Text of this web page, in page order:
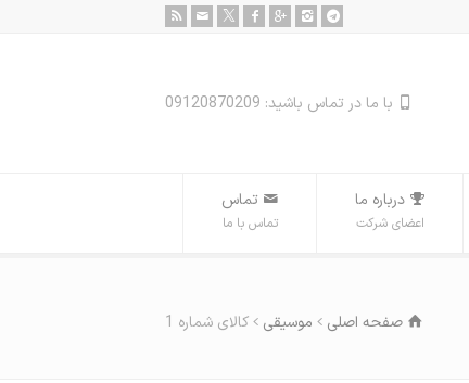
با ما در تماس باشید: 09120870209
درباره ما
اعضای شرکت
تماس
تماس با ما
صفحه اصلی موسیقی کالای شماره 1